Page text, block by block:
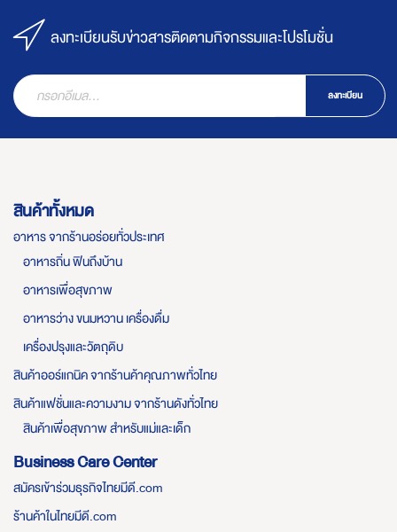
ลงทะเบียนรับข่าวสารติดตามกิจกรรมและโปรโมชั่น
ลงทะเบียน
สินค้าทั้งหมด
อาหาร จากร้านอร่อยทั่วประเทศ
อาหารถิ่น ฟินถึงบ้าน
อาหารเพื่อสุขภาพ
อาหารว่าง ขนมหวาน เครื่องดื่ม
เครื่องปรุงและวัตถุดิบ
สินค้าออร์แกนิค จากร้านค้าคุณภาพทั่วไทย
สินค้าแฟชั่นและความงาม จากร้านดังทั่วไทย
สินค้าเพื่อสุขภาพ สำหรับแม่และเด็ก
Business Care Center
สมัครเข้าร่วมธุรกิจไทยมีดี.com
ร้านค้าในไทยมีดี.com